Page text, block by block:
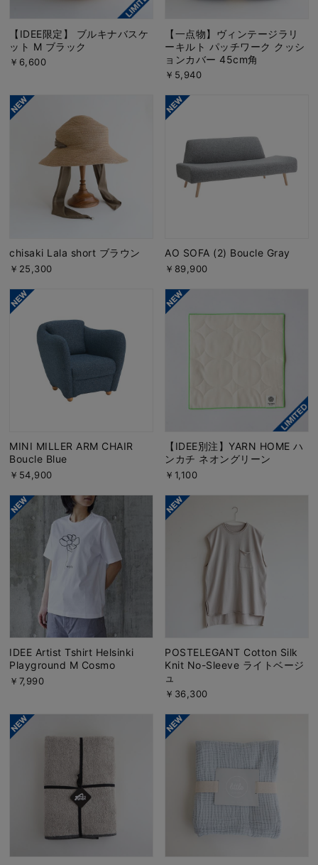
【IDEE限定】 ブルキナバスケ
ット M ブラック
￥6,600
【一点物】ヴィンテージラリ
ーキルト パッチワーク クッシ
ョンカバー 45cm角
￥5,940
chisaki Lala short ブラウン
￥25,300
AO SOFA (2) Boucle Gray
￥89,900
MINI MILLER ARM CHAIR
Boucle Blue
￥54,900
【IDEE別注】YARN HOME ハ
ンカチ ネオングリーン
￥1,100
IDEE Artist Tshirt Helsinki
Playground M Cosmo
￥7,990
POSTELEGANT Cotton Silk
Knit No-Sleeve ライトベージ
ュ
￥36,300